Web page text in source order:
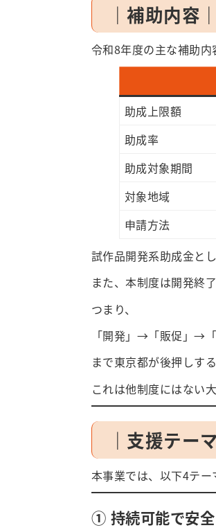
｜補助内容
令和8年度の主な補助内
助成上限額
助成率
助成対象期間
対象地域
申請方法
試作品開発系助成金と
また、本制度は開発終
つまり、
「開発」→「販促」→「
まで東京都が後押しす
これは他制度にはない
｜支援テー
本事業では、以下4テー
① 持続可能で安